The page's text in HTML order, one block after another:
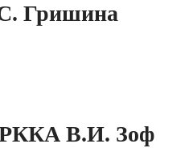
Гришина
РККА В.И. Зоф